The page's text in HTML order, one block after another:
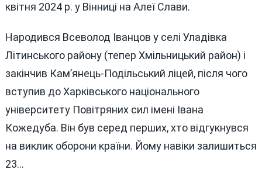
квітня 2024 р. у Вінниці на Алеї Слави.
Народився Всеволод Іванцов у селі Уладівка
Літинського району (тепер Хмільницький район) і
закінчив Кам’янець-Подільський ліцей, після чого
вступив до Харківського національного
університету Повітряних сил імені Івана
Кожедуба. Він був серед перших, хто відгукнувся
на виклик оборони країни. Йому навіки залишиться
23…